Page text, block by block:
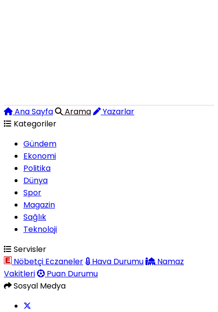
Ana Sayfa Arama
Yazarlar
Kategoriler
Gündem
Ekonomi
Politika
Dünya
Spor
Magazin
Sağlık
Teknoloji
Servisler
Nöbetçi Eczaneler
Hava Durumu
Namaz
Vakitleri
Puan Durumu
Sosyal Medya